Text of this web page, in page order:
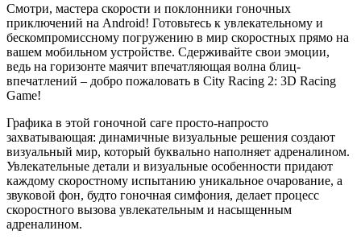
Смотри, мастера скорости и поклонники гоночных
приключений на Android! Готовьтесь к увлекательному и
бескомпромиссному погружению в мир скоростных прямо на
вашем мобильном устройстве. Сдерживайте свои эмоции,
ведь на горизонте маячит впечатляющая волна блиц-
впечатлений – добро пожаловать в City Racing 2: 3D Racing
Game!
Графика в этой гоночной саге просто-напросто
захватывающая: динамичные визуальные решения создают
визуальный мир, который буквально наполняет адреналином.
Увлекательные детали и визуальные особенности придают
каждому скоростному испытанию уникальное очарование, а
звуковой фон, будто гоночная симфония, делает процесс
скоростного вызова увлекательным и насыщенным
адреналином.